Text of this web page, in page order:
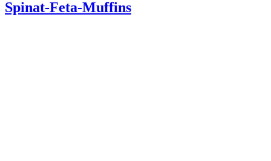
Spinat-Feta-Muffins